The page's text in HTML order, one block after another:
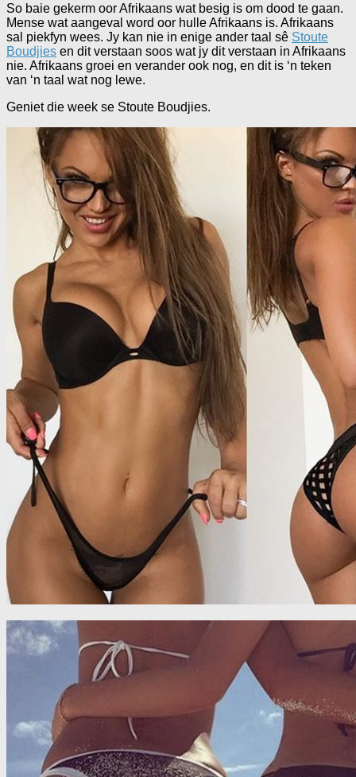
So baie gekerm oor Afrikaans wat besig is om dood te gaan.
Mense wat aangeval word oor hulle Afrikaans is. Afrikaans
sal piekfyn wees. Jy kan nie in enige ander taal sê Stoute
Boudjies en dit verstaan soos wat jy dit verstaan in Afrikaans
nie. Afrikaans groei en verander ook nog, en dit is ‘n teken
van ‘n taal wat nog lewe.
Geniet die week se Stoute Boudjies.